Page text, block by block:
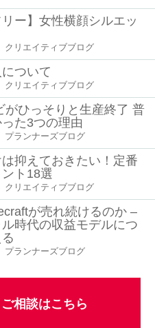
リー】女性横顔シルエッ
クリエイティブブログ
ついて
クリエイティブブログ
がひっそりと生産終了 普
た3つの理由
プランナーズブログ
抑えておきたい！定番
ト18選
クリエイティブブログ
が売れ続けるのか –
時代の収益モデルにつ
プランナーズブログ
相談はこちら